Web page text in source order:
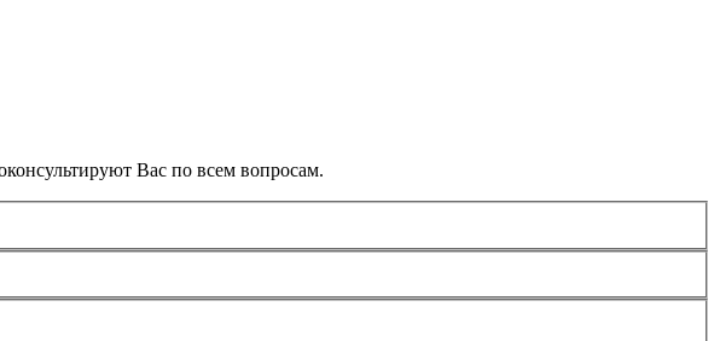
Вас по всем вопросам.